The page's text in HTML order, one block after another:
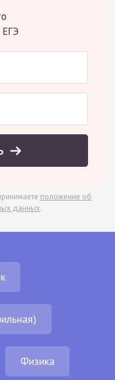
положение об
данных.
Физика